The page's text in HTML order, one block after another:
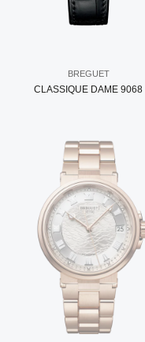
BREGUET
CLASSIQUE DAME 9068